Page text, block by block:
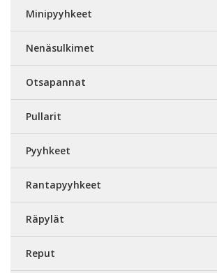
Minipyyhkeet
Nenäsulkimet
Otsapannat
Pullarit
Pyyhkeet
Rantapyyhkeet
Räpylät
Reput